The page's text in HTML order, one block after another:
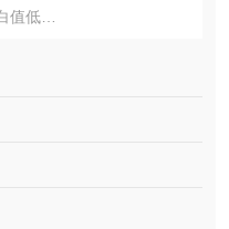
值低
细胞培养上清液、尿液、
鼠、小鼠、兔、猪、犬、
生成素、动脉粥样硬化因
蛋白酶、脂肪因子等。